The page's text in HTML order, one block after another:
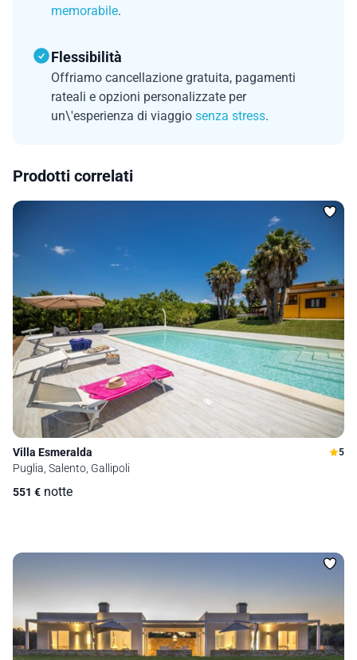
memorabile.
Flessibilità
Offriamo cancellazione gratuita, pagamenti
rateali e opzioni personalizzate per
un\'esperienza di viaggio senza stress.
Prodotti correlati
Villa Esmeralda 5
Puglia, Salento, Gallipoli
551 € notte